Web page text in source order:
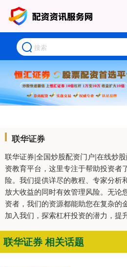
联华证券
联华证券|全国炒股配资门户|在线炒
资教育平台，这里专注于帮助投资者
险。我们提供详尽的教程、专家分析
放大收益的同时有效管理风险。无论
资者，我们的资源都能助您在复杂的
加入我们，探索杠杆投资的潜力，提
联华证券 相关话题